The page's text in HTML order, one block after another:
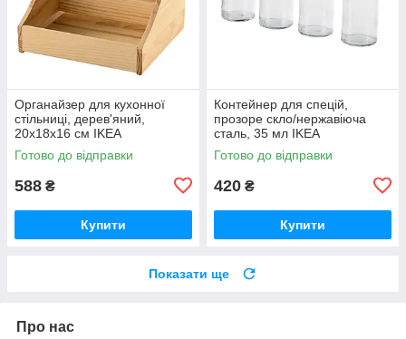
Органайзер для кухонної
стільниці, дерев'яний,
20x18x16 см IKEA
CHOKLADHAJ 406.054.89
Готово до відправки
588 ₴
Купити
Контейнер для спецій,
прозоре скло/нержавіюча
сталь, 35 мл IKEA
CITRONHAJ 505.532.15
Готово до відправки
420 ₴
Купити
Показати ще
Про нас